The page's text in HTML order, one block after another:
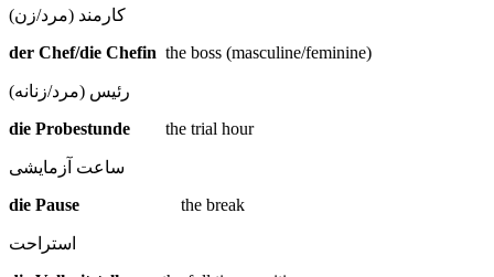
کارمند (مرد/زن)
der Chef/die Chefin the boss (masculine/feminine)
رئیس (مرد/زنانه)
die Probestunde
the trial hour
ساعت آزمایشی
die Pause
the break
استراحت